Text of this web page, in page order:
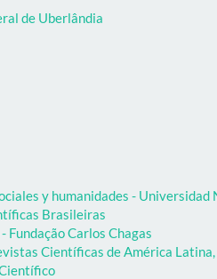
de Uberlândia
y humanidades -
Brasileiras
Fundação Carlos Chagas
Científicas de América